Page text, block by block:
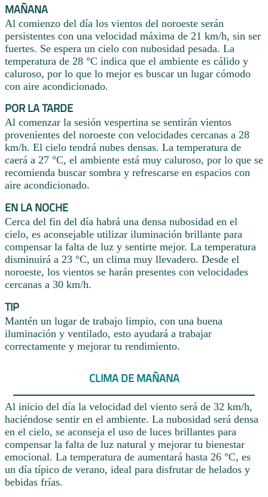
MAÑANA
Al comienzo del día los vientos del noroeste serán
persistentes con una velocidad máxima de 21 km/h, sin ser
fuertes. Se espera un cielo con nubosidad pesada. La
temperatura de 28 °C indica que el ambiente es cálido y
caluroso, por lo que lo mejor es buscar un lugar cómodo
con aire acondicionado.
POR LA TARDE
Al comenzar la sesión vespertina se sentirán vientos
provenientes del noroeste con velocidades cercanas a 28
km/h. El cielo tendrá nubes densas. La temperatura de
caerá a 27 °C, el ambiente está muy caluroso, por lo que se
recomienda buscar sombra y refrescarse en espacios con
aire acondicionado.
EN LA NOCHE
Cerca del fin del día habrá una densa nubosidad en el
cielo, es aconsejable utilizar iluminación brillante para
compensar la falta de luz y sentirte mejor. La temperatura
disminuirá a 23 °C, un clima muy llevadero. Desde el
noroeste, los vientos se harán presentes con velocidades
cercanas a 30 km/h.
TIP
Mantén un lugar de trabajo limpio, con una buena
iluminación y ventilado, esto ayudará a trabajar
correctamente y mejorar tu rendimiento.
CLIMA DE MAÑANA
Al inicio del día la velocidad del viento será de 32 km/h,
haciéndose sentir en el ambiente. La nubosidad será densa
en el cielo, se aconseja el uso de luces brillantes para
compensar la falta de luz natural y mejorar tu bienestar
emocional. La temperatura de aumentará hasta 26 °C, es
un día típico de verano, ideal para disfrutar de helados y
bebidas frías.